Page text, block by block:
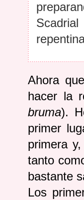
Ahora
hacer la
bruma).
primer
primera
tanto
bastante
Los